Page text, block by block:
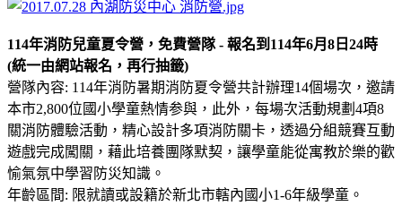
114年消防兒童夏令營，免費營隊 - 報名到114年6月8日24時
(統一由網站報名，再行抽籤)
營隊內容: 114年消防暑期消防夏令營共計辦理14個場次，邀請
本市2,800位國小學童熱情参與，此外，每場次活動規劃4項8
關消防體驗活動，精心設計多項消防關卡，透過分組競賽互動
遊戲完成闖關，藉此培養團隊默契，讓學童能從寓教於樂的歡
愉氣氛中學習防災知識。
年齡區間: 限就讀或設籍於新北市轄內國小1-6年級學童。